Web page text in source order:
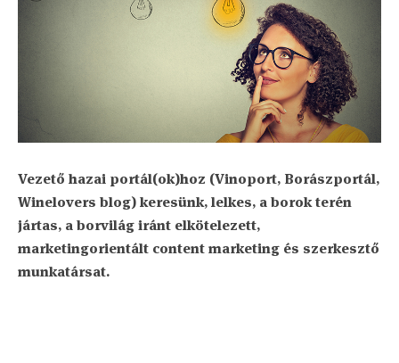
Vezető hazai portál(ok)hoz (Vinoport, Borászportál,
Winelovers blog) keresünk, lelkes, a borok terén
jártas, a borvilág iránt elkötelezett,
marketingorientált content marketing és szerkesztő
munkatársat.